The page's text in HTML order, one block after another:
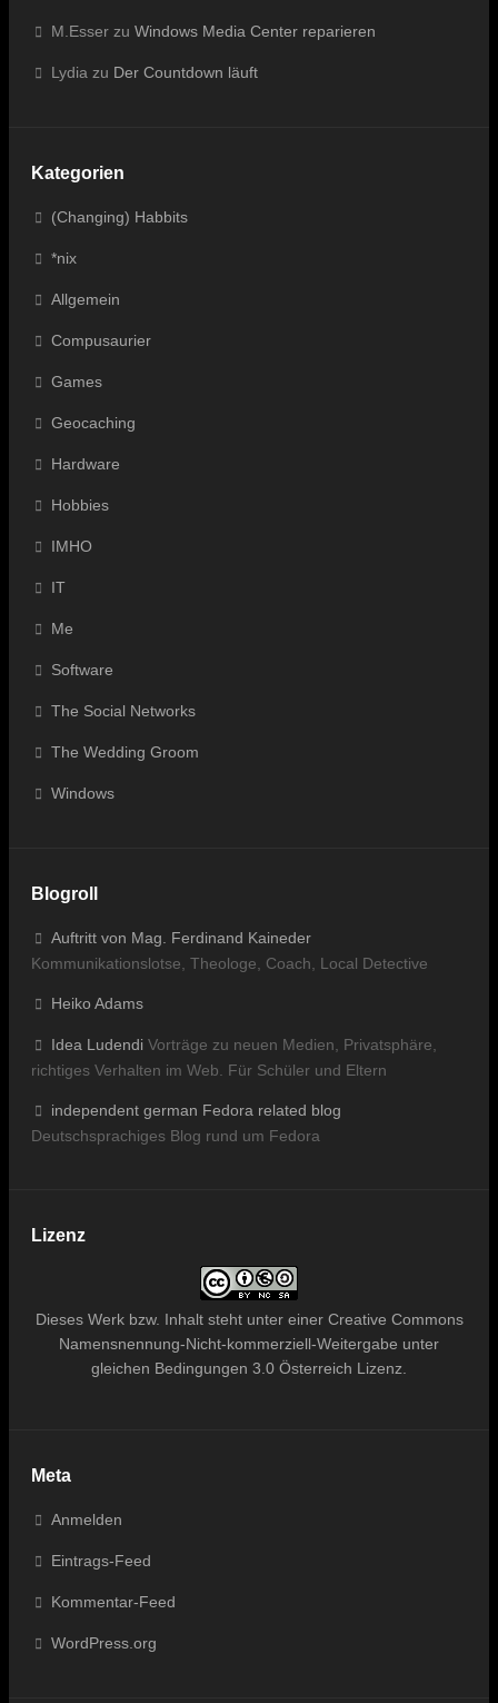
M.Esser zu Windows Media Center reparieren
Lydia zu Der Countdown läuft
Kategorien
(Changing) Habbits
*nix
Allgemein
Compusaurier
Games
Geocaching
Hardware
Hobbies
IMHO
IT
Me
Software
The Social Networks
The Wedding Groom
Windows
Blogroll
Auftritt von Mag. Ferdinand Kaineder
Kommunikationslotse, Theologe, Coach, Local Detective
Heiko Adams
Idea Ludendi Vorträge zu neuen Medien, Privatsphäre,
richtiges Verhalten im Web. Für Schüler und Eltern
independent german Fedora related blog
Deutschsprachiges Blog rund um Fedora
Lizenz
Dieses Werk bzw. Inhaltsteht unter einer Creative Commons
Namensnennung-Nicht-kommerziell-Weitergabe unter
gleichen Bedingungen 3.0 Österreich Lizenz
Meta
Anmelden
Eintrags-Feed
Kommentar-Feed
WordPress.org